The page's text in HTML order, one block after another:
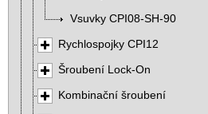
Vsuvky CPI08-SH-90
Rychlospojky CPI12
Šroubení Lock-On
Kombinační šroubení